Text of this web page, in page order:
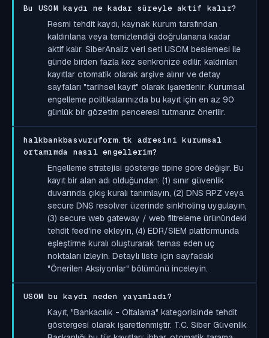
Bu USOM kaydı ne kadar süreyle aktif kalır?
Resmi tehdit kaydı, kaynak kurum tarafından
kaldırılana veya temizlendiği doğrulanana kadar
aktif kalır. SiberAnaliz veri seti USOM beslemesi ile
günde birden fazla kez senkronize edilir; kaldırılan
kayıtlar otomatik olarak arşive alınır ve detay
sayfaları "tarihsel kayıt" olarak işaretlenir. Kurumsal
engelleme politikalarınızda bu kayıt için en az 90
günlük bir gözetim penceresi tutmanız önerilir.
halkbankbasvuruform.tk adresini kurumsal
ortamımda nasıl engellerim?
Engelleme stratejisi gösterge tipine göre değişir. Bu
kayıt bir alan adı olduğundan: (1) sınır güvenlik
duvarında çıkış kuralı tanımlayın, (2) DNS RPZ veya
secure DNS resolver üzerinde sinkholing uygulayın,
(3) secure web gateway / web filtreleme ürünündeki
tehdit feed'ine ekleyin, (4) EDR/SIEM platformunda
eşleştirme kuralı oluşturarak temas eden uç
noktaları izleyin. Detaylı liste için sayfadaki
"Önerilen Aksiyonlar" bölümünü inceleyin.
USOM bu kaydı neden yayımladı?
Kayıt, "Bankacılık - Oltalama" kategorisinde tehdit
göstergesi olarak işaretlenmiştir. T.C. Siber Güvenlik